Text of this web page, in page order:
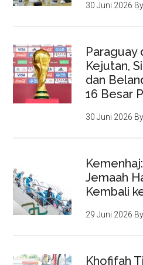
30 Juni 2026 By
Paraguay
Kejutan,
dan
16 Besar
30 Juni 2026
Jemaah
Kembali
29 Juni 2026 By
Khofifah